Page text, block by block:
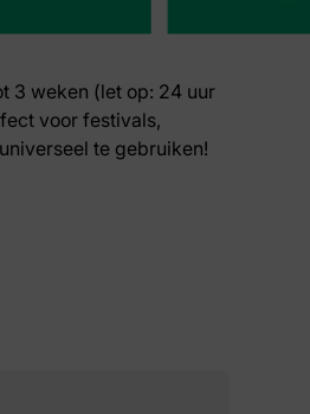
3 weken (let op: 24 uur
voor festivals,
te gebruiken!